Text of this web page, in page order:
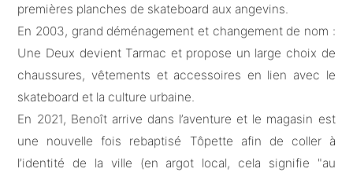
premières planches de skateboard aux angevins.
En 2003, grand déménagement et changement de nom :
Une Deux devient Tarmac et propose un large choix de
chaussures, vêtements et accessoires en lien avec le
skateboard et la culture urbaine.
En 2021, Benoît arrive dans l’aventure et le magasin est
une nouvelle fois rebaptisé Tôpette afin de coller à
l’identité de la ville (en argot local, cela signifie "au